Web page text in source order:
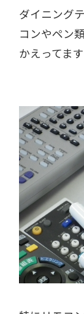
ダイニング
コンやペン
かえってます